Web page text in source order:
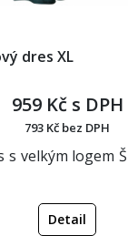
dres XL
959 Kč s DPH
793 Kč bez DPH
s velkým logem
Detail